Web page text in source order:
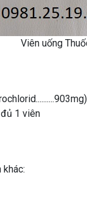
Viên uống
đủ 1 viên
khác: